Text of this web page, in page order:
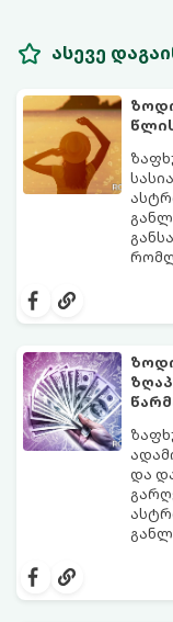
ასევე
და